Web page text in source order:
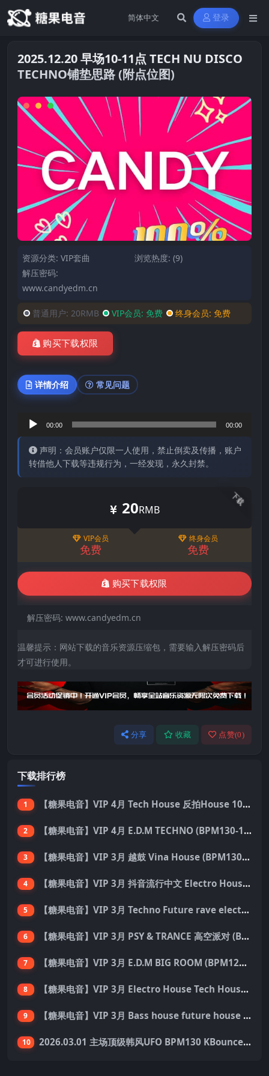
登录
2025.12.20 早场10-11点 TECH NU DISCO
TECHNO铺垫思路 (附点位图)
资源分类: VIP套曲
浏览热度: (9)
解压密码:
www.candyedm.cn
普通用户: 20RMB VIP会员: 免费 终身会员: 免费
购买下载权限
详情介绍 常见问题
频
放
00:00 00:00
声明：会员账户仅限一人使用，禁止倒卖及传播，账户
转借他人下载等违规行为，一经发现，永久封禁。
下载
20RMB
VIP会员
免费
终身会员
免费
购买下载权限
解压密码: www.candyedm.cn
温馨提示：网站下载的音乐资源压缩包，需要输入解压密码后
才可进行使用。
分享 收藏 点赞(0)
下载排行榜
1 【糖果电音】VIP 4月 Tech House 反拍House 100首 Pack
2 【糖果电音】VIP 4月 E.D.M TECHNO (BPM130-150) 国内外优秀制作人ID 137首 Pack
3 【糖果电音】VIP 3月 越鼓 Vina House (BPM130-140) 33首 Pack
4 【糖果电音】VIP 3月 抖音流行中文 Electro House 227首 Pack
5 【糖果电音】VIP 3月 Techno Future rave electro hard dance 136首 Pack
6 【糖果电音】VIP 3月 PSY & TRANCE 高空派对 (BPM138-150) 55首 Pack
7 【糖果电音】VIP 3月 E.D.M BIG ROOM (BPM128-140) 外网资源 149首 Pack
8 【糖果电音】VIP 3月 Electro House Tech House 200首 Pack
9 【糖果电音】VIP 3月 Bass house future house Tech house 155首 Pack
10 2026.03.01 主场顶级韩风UFO BPM130 KBounce&Techno&House心动派对思路（附点位图）